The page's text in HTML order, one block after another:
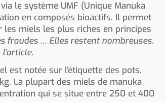
le système UMF (Unique Manuka
en composés bioactifs. Il permet
les miels les plus riches en principes
fraudes … Elles restent nombreuses.
est notée sur l’étiquette des pots.
La plupart des miels de manuka
qui se situe entre 250 et 400